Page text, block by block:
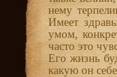
нему
Имеет
умом,
часто это
Его жизнь
какую он